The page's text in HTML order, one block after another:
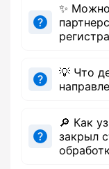
✨
💡 Что
🔎 Как
закрыл